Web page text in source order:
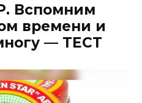
Вспомним
времени и
— ТЕСТ